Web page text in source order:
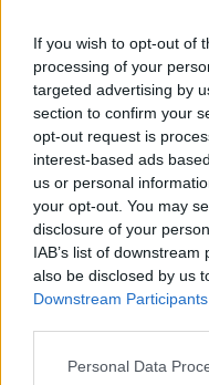
If you wish to opt-out of
processing of your
targeted advertising by
section to confirm your
opt-out request is
interest-based ads
us or personal
your opt-out. You may
disclosure of your
IAB’s list of
also be disclosed by us
Downstream Participants
Please note that this
Personal Data
Buty od Prady, czyliodz
Warianty:dysortografik
Kiedy tego Gwidona,
czyli jeszcze o odmianie
Ciekawostki
veni, vidi, vici —
shot— Byczy strzał. O